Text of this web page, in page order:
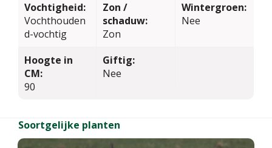
Vochtigheid:
Vochthouden
d-vochtig
Zon /
schaduw:
Zon
Wintergroen:
Nee
Hoogte in
CM:
90
Giftig:
Nee
Soortgelijke planten